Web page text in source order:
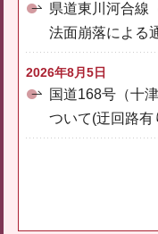
県道東川河合線
法面崩落による
2026年8月5日
国道168号（十
ついて(迂回路有